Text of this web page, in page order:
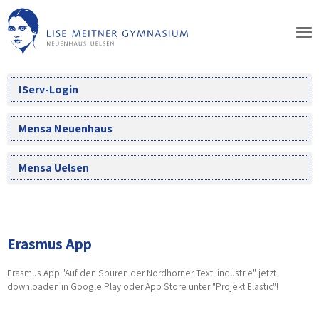
Skip
to
content
IServ-Login
Mensa Neuenhaus
Mensa Uelsen
Erasmus App
Erasmus App "Auf den Spuren der Nordhorner Textilindustrie" jetzt
downloaden in Google Play oder App Store unter "Projekt Elastic"!